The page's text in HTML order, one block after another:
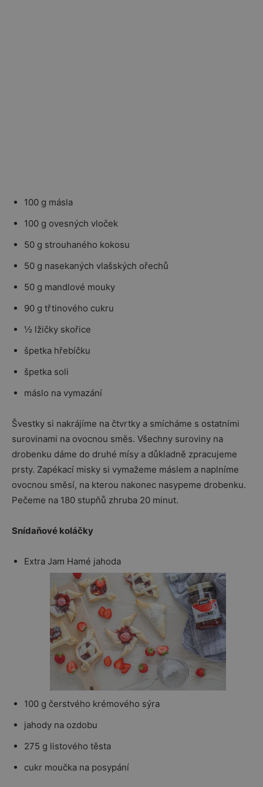
100 g másla
100 g ovesných vloček
50 g strouhaného kokosu
50 g nasekaných vlašských ořechů
50 g mandlové mouky
90 g třtinového cukru
½ lžičky skořice
špetka hřebíčku
špetka soli
máslo na vymazání
Švestky si nakrájíme na čtvrtky a smícháme s ostatními
surovinami na ovocnou směs. Všechny suroviny na
drobenku dáme do druhé mísy a důkladně zpracujeme
prsty. Zapékací misky si vymažeme máslem a naplníme
ovocnou směsí, na kterou nakonec nasypeme drobenku.
Pečeme na 180 stupňů zhruba 20 minut.
Snídaňové koláčky
Extra Jam Hamé jahoda
100 g čerstvého krémového sýra
jahody na ozdobu
275 g listového těsta
cukr moučka na posypání